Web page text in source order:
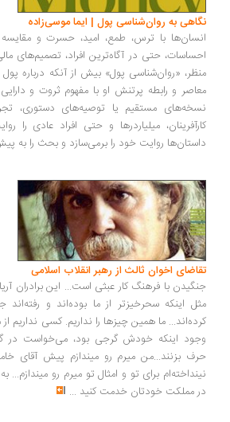
نگاهی به روان‌شناسی پول | ایما موسی‌زاده
انسان‌ها با ترس، طمع، امید، حسرت و
احساسات، حتی در آگاه‌ترین افراد، تصمیم‌های
منظر، «روان‌شناسی پول» بیش از آنکه درباره پول
معاصر و رابطه پرتنش او با مفهوم ثروت و
نسخه‌های مستقیم یا توصیه‌های دستوری،
کارآفرینان، میلیاردرها و حتی افراد عادی را
داستان‌ها روایت خود را برمی‌سازد و بحث را به
تقاضای اخوان ثالث از رهبر انقلاب اسلامی
جنگیدن با فرهنگ کار عبثی است... این برادران
مثل اینکه سحرخیزتر از ما بوده‌اند و
کرده‌اند... ما همین چیزها را نداریم. کسی نداریم از
وجود اینکه خودش گرجی بود، می‌خواست در
حرف بزنند...من میرم رو میندازم پیش آقای
نینداخته‌ام برای تو و امثال تو میرم رو
در مملکت خودتان خدمت کنید ...